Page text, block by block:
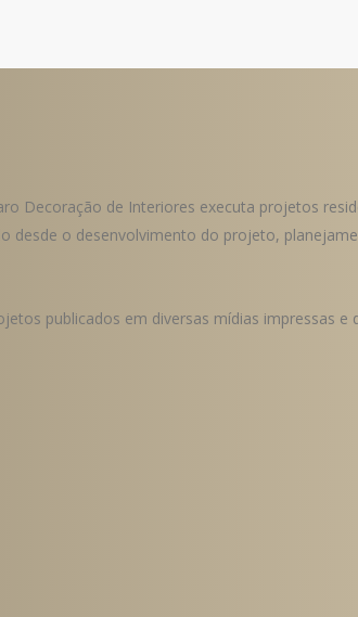
Decoração de Interiores executa projetos
o desenvolvimento do projeto,
publicados em diversas mídias impressas